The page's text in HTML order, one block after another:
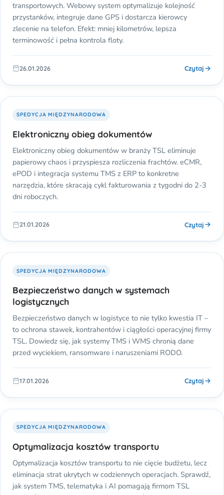
transportowych. Webowy system optymalizuje kolejność
przystanków, integruje dane GPS i dostarcza kierowcy
zlecenie na telefon. Efekt: mniej kilometrów, lepsza
terminowość i pełna kontrola floty.
26.01.2026 Czytaj
SPEDYCJA MIĘDZYNARODOWA
Elektroniczny obieg dokumentów
Elektroniczny obieg dokumentów w branży TSL eliminuje
papierowy chaos i przyspiesza rozliczenia frachtów. eCMR,
ePOD i integracja systemu TMS z ERP to konkretne
narzędzia, które skracają cykl fakturowania z tygodni do 2-3
dni roboczych.
21.01.2026 Czytaj
SPEDYCJA MIĘDZYNARODOWA
Bezpieczeństwo danych w systemach
logistycznych
Bezpieczeństwo danych w logistyce to nie tylko kwestia IT –
to ochrona stawek, kontrahentów i ciągłości operacyjnej firmy
TSL. Dowiedz się, jak systemy TMS i WMS chronią dane
przed wyciekiem, ransomware i naruszeniami RODO.
17.01.2026 Czytaj
SPEDYCJA MIĘDZYNARODOWA
Optymalizacja kosztów transportu
Optymalizacja kosztów transportu to nie cięcie budżetu, lecz
eliminacja strat ukrytych w codziennych operacjach. Sprawdź,
jak system TMS, telematyka i AI pomagają firmom TSL